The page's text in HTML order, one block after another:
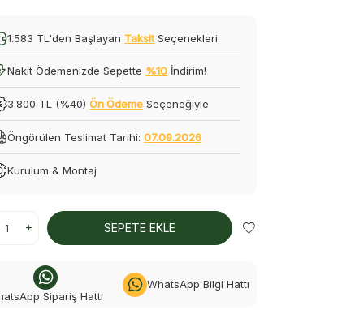
1.583 TL'den Başlayan Taksit Seçenekleri
Nakit Ödemenizde Sepette %10 İndirim!
3.800 TL (%40)Ön Ödeme Seçeneğiyle
Öngörülen Teslimat Tarihi:07.09.2026
Kurulum & Montaj
SEPETE EKLE
Sipariş Hattı
WhatsApp Bilgi Hattı